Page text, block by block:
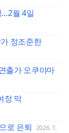
…2월 4일
정조준한
출가 오쿠야마
정 막
로 은퇴 2026. 1.